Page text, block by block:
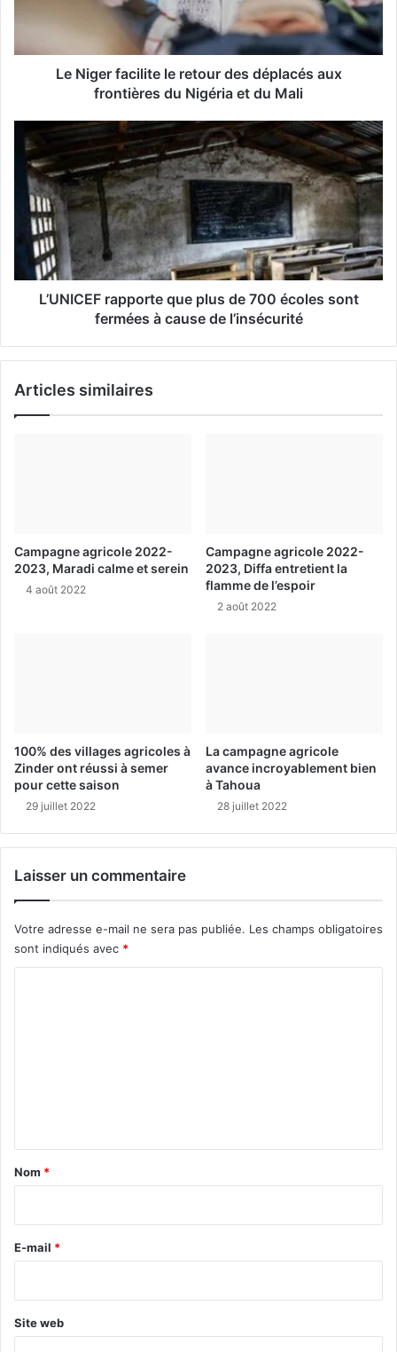
s
Le Niger facilite le retour des déplacés aux
frontières du Nigéria et du Mali
L’UNICEF rapporte que plus de 700 écoles sont
fermées à cause de l’insécurité
Articles similaires
Campagne agricole 2022-
2023, Maradi calme et serein
4 août 2022
Campagne agricole 2022-
2023, Diffa entretient la
flamme de l’espoir
2 août 2022
100% des villages agricoles à
Zinder ont réussi à semer
pour cette saison
29 juillet 2022
La campagne agricole
avance incroyablement bien
à Tahoua
28 juillet 2022
Laisser un commentaire
Votre adresse e-mail ne sera pas publiée. Les champs obligatoires
sont indiqués avec *
a
e
Nom *
E-mail *
Site web